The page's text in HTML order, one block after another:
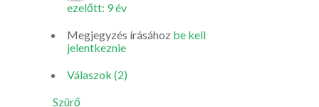
ezelőtt: 9 év
Megjegyzés írásához be kell
jelentkeznie
Válaszok (2)
Szürő